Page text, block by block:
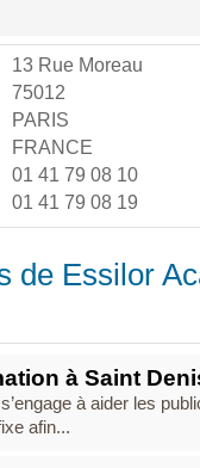
13 Rue Moreau
75012
PARIS
FRANCE
01 41 79 08 10
01 41 79 08 19
de Essilor
à Saint
à aider les
afin...